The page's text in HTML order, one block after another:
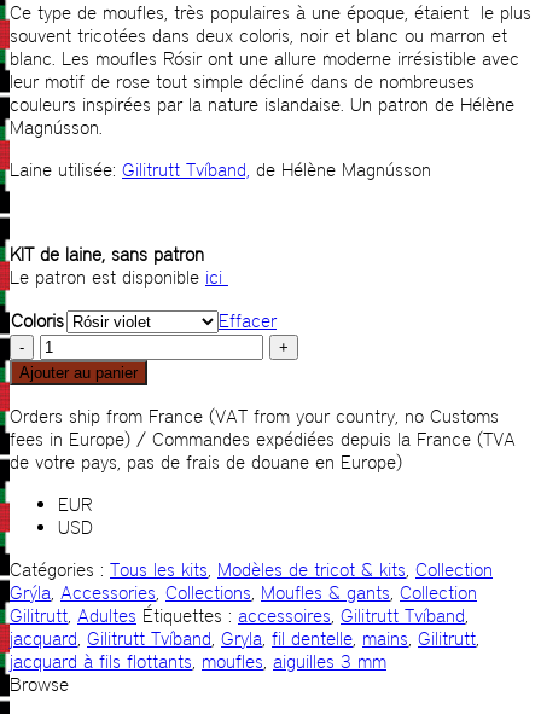
Ce type de moufles, très populaires à une époque, étaient le plus
souvent tricotées dans deux coloris, noir et blanc ou marron et
blanc. Les moufles Rósir ont une allure moderne irrésistible avec
leur motif de rose tout simple décliné dans de nombreuses
couleurs inspirées par la nature islandaise. Un patron de Hélène
Magnússon.
Laine utilisée: Gilitrutt Tvíband, de Hélène Magnússon
KIT de laine, sans patron
Le patron est disponible ici
Coloris
Effacer
quantité
de
Rósir
KIT
Ajouter au panier
Orders ship from France (VAT from your country, no Customs
fees in Europe) / Commandes expédiées depuis la France (TVA
de votre pays, pas de frais de douane en Europe)
EUR
USD
Catégories : Tous les kits, Modèles de tricot & kits, Collection
Grýla, Accessories, Collections, Moufles & gants, Collection
Gilitrutt, Adultes Étiquettes : accessoires, Gilitrutt Tvíband,
jacquard, Gilitrutt Tvíband, Gryla, fil dentelle, mains, Gilitrutt,
jacquard à fils flottants, moufles, aiguilles 3 mm
Browse